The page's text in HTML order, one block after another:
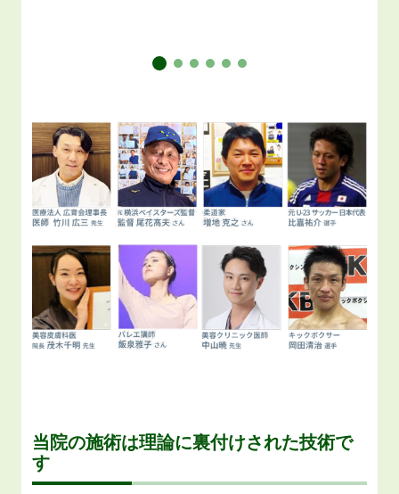
当院の施術は理論に裏付けされた技術で
す